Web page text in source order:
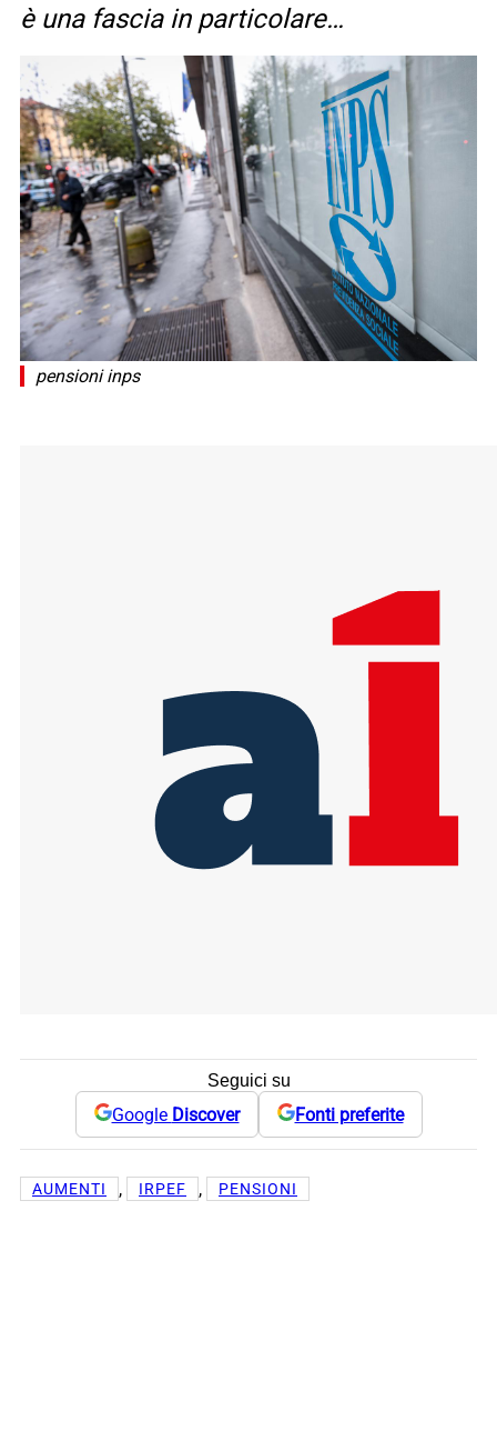
è una fascia in particolare…
pensioni inps
Seguici su
Google Discover Fonti preferite
AUMENTI , IRPEF , PENSIONI